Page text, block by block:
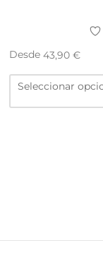
Desde 43,90 €
Seleccionar